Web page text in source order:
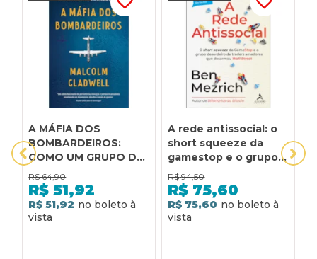
A MÁFIA DOS
BOMBARDEIROS:
COMO UM GRUPO DE
AVIADORES
OBSESSIVOS
PRODUZIU A NOITE
MAIS LONGA E LETAL
R$ 64,90
R$ 51,92
R$ 51,92
A rede antissocial: o
short squeeze da
gamestop e o grupo
desordeiro de traders
amadores que
desarmou wall street
R$ 94,50
R$ 75,60
R$ 75,60